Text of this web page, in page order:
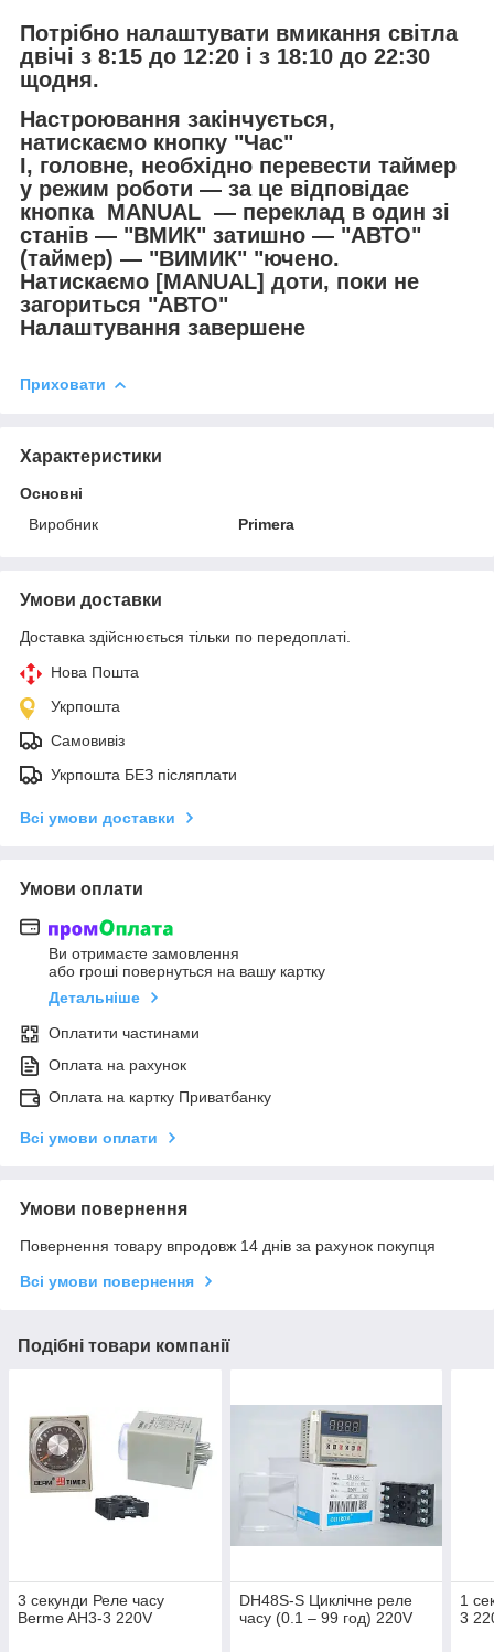
Потрібно налаштувати вмикання світла
двічі з 8:15 до 12:20 і з 18:10 до 22:30
щодня.
Настроювання закінчується,
натискаємо кнопку "Час"
І, головне, необхідно перевести таймер
у режим роботи — за це відповідає
кнопка MANUAL — переклад в один зі
станів — "ВМИК" затишно — "АВТО"
(таймер) — "ВИМИК" "ючено.
Натискаємо [MANUAL] доти, поки не
загориться "АВТО"
Налаштування завершене
Приховати
Характеристики
Основні
Виробник
Primera
Умови доставки
Доставка здійснюється тільки по передоплаті.
Нова Пошта
Укрпошта
Самовивіз
Укрпошта БЕЗ післяплати
Всі умови доставки
Умови оплати
Ви отримаєте замовлення
або гроші повернуться на вашу картку
Детальніше
Оплатити частинами
Оплата на рахунок
Оплата на картку Приватбанку
Всі умови оплати
Умови повернення
Повернення товару впродовж 14 днів за рахунок покупця
Всі умови повернення
Подібні товари компанії
3 секунди Реле часу
Berme AH3-3 220V
DH48S-S Циклічне реле
часу (0.1 – 99 год) 220V
1
3